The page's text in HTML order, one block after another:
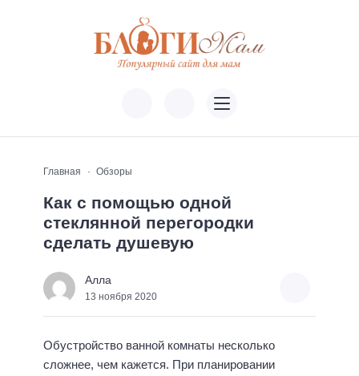
Главная Обзоры
Как с помощью одной
стеклянной перегородки
сделать душевую
Алла
13 ноября 2020
Обустройство ванной комнаты несколько
сложнее, чем кажется. При планировании